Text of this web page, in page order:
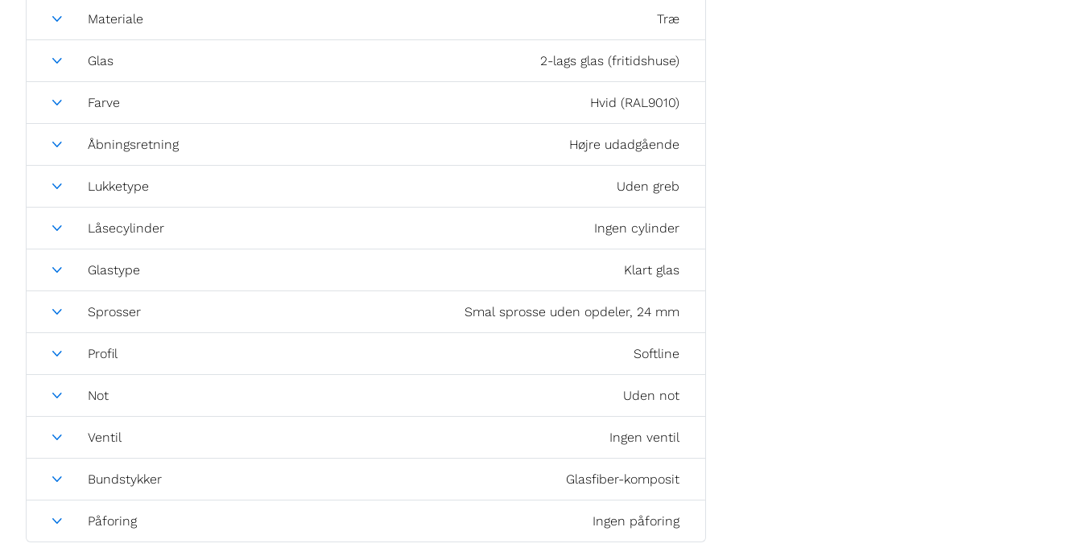
Materiale Træ
Glas 2-lags glas (fritidshuse)
Farve Hvid (RAL9010)
Åbningsretning Højre udadgående
Lukketype Uden greb
Låsecylinder Ingen cylinder
Glastype Klart glas
Sprosser Smal sprosse uden opdeler, 24 mm
Profil Softline
Not Uden not
Ventil Ingen ventil
Bundstykker Glasfiber-komposit
Påforing Ingen påforing